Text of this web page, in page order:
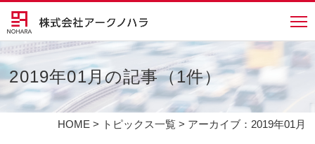
2019年01月の記事（1件）
HOME > トピックス一覧 > アーカイブ：2019年01月